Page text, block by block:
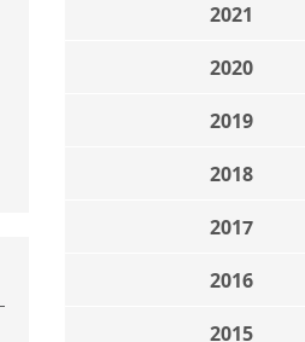
2021
2020
2019
2018
2017
2016
2015